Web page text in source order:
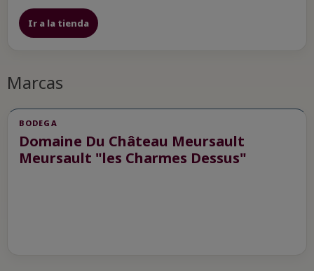
Ir a la tienda
Marcas
BODEGA
Domaine Du Château Meursault
Meursault "les Charmes Dessus"